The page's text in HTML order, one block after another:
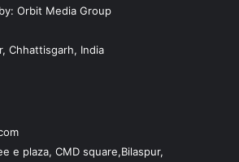
Orbit Media Group
Chhattisgarh, India
e plaza, CMD square,Bilaspur,